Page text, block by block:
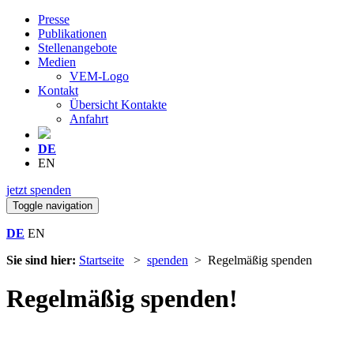
Presse
Publikationen
Stellenangebote
Medien
VEM-Logo
Kontakt
Übersicht Kontakte
Anfahrt
DE
EN
jetzt spenden
Toggle navigation
DE EN
Sie sind hier: Startseite > spenden > Regelmäßig spenden
Regelmäßig spenden!